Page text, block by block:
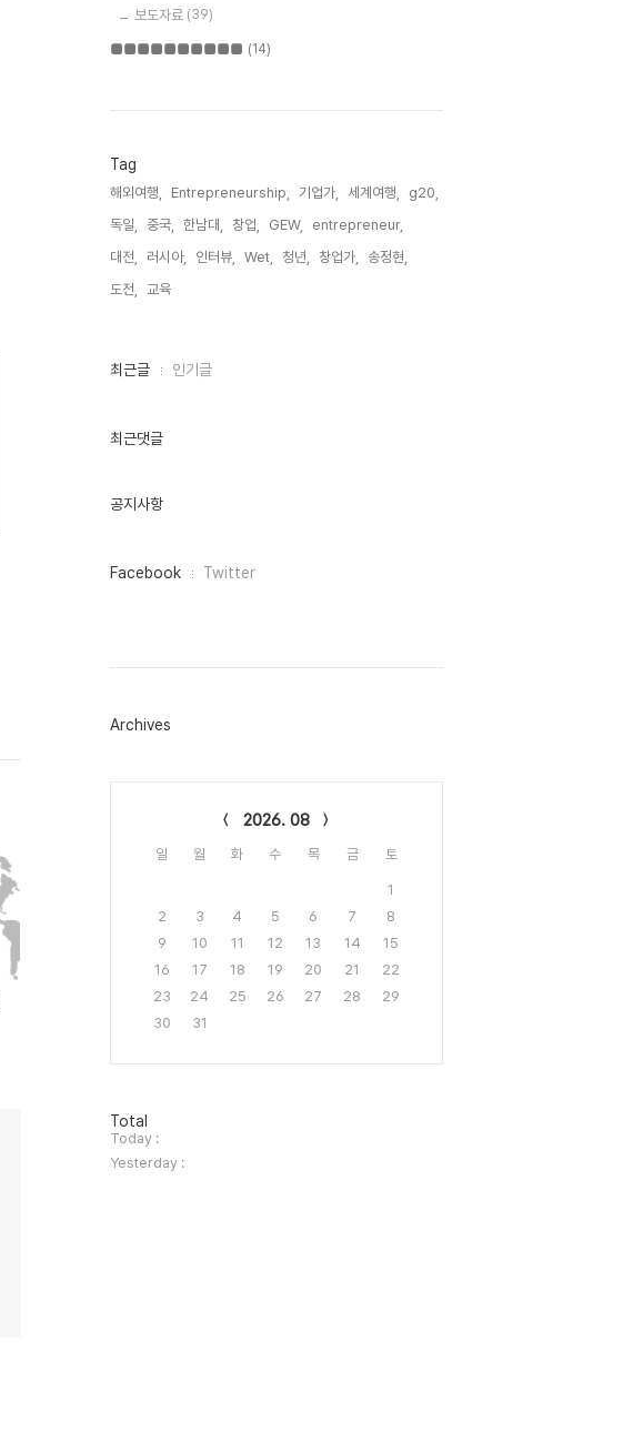
보도자료 (39)
■■■■■■■■■■ (14)
Tag
해외여행, Entrepreneurship, 기업가, 세계여행,
g20,
독일,
중국, 한남대, 창업, GEW,
entrepreneur,
대전,
러시아, 인터뷰, Wet, 청년, 창업가,
송정현,
도전,
교육,
최
인
최근글 인기글
최근댓글
공지사항
페
그
Facebook Twitter
Archives
2026. 08
일 월 화 수 목 금 토
1
2
3 4 5 6 7
8
9
10 11 12 13 14
15
16
17 18 19 20 21
22
23
24 25 26 27 28
29
30
31
방
문
자
수
Total
Today :
Yesterday :